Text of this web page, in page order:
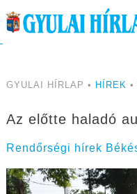
GYULAI HÍRLAP • HÍREK
Az előtte haladó
Rendőrségi hírek